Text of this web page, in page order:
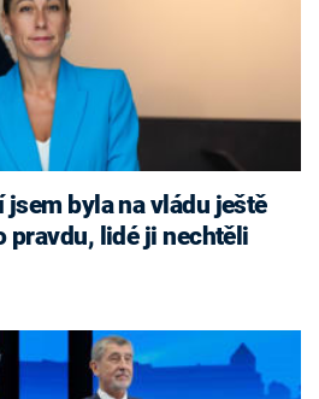
jsem byla na vládu ještě
pravdu, lidé ji nechtěli